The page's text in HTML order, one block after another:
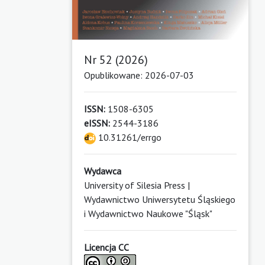
Nr 52 (2026)
Opublikowane: 2026-07-03
ISSN: 1508-6305
eISSN: 2544-3186
10.31261/errgo
Wydawca
University of Silesia Press |
Wydawnictwo Uniwersytetu Śląskiego
i Wydawnictwo Naukowe "Śląsk"
Licencja CC